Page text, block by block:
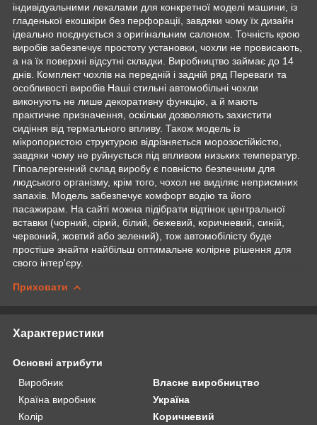
індивідуальними лекалами для конкретної моделі машини, із
гладенької екошкіри без перфорації, завдяки чому їх дизайн
ідеально поєднується з оригінальним салоном. Точність крою
виробів забезпечує простоту установки, чохли не провисають,
а на їх поверхні відсутні складки. Виробництво займає до 14
днів. Комплект чохлів на передній і задній ряд Переваги та
особливості виробів Наші стильні автомобільні чохли
виконують не лише декоративну функцію, а й мають
практичне призначення, оскільки дозволяють захистити
сидіння від термального впливу. Також модель із
мікропористою структурою відрізняється морозостійкістю,
завдяки чому не руйнується під впливом низьких температур.
Гіпоалергенний склад виробу є повністю безпечним для
людського організму, крім того, чохол не виділяє неприємних
запахів. Модель забезпечує комфорт водію та його
пасажирам. На сайті можна підібрати відтінок центральної
вставки (чорний, сірий, білий, бежевий, коричневий, синій,
червоний, жовтий або зелений), тож автомобілісту буде
простіше знайти найбільш оптимальне колірне рішення для
свого інтер'єру.
Приховати
Характеристики
Основні атрибути
Виробник
Власне виробництво
Країна виробник
Україна
Колір
Коричневий